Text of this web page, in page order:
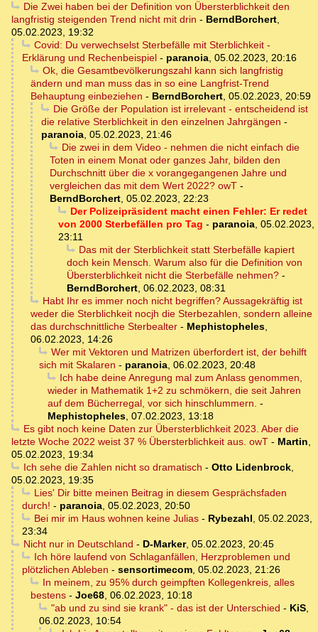
Die Zwei haben bei der Definition von Übersterblichkeit den
langfristig steigenden Trend nicht mit drin - BerndBorchert,
05.02.2023, 19:32
Covid: Du verwechselst Sterbefälle mit Sterblichkeit -
Erklärung und Rechenbeispiel - paranoia, 05.02.2023, 20:16
Ok, die Gesamtbevölkerungszahl kann sich langfristig
ändern und man muss das in so eine Langfrist-Trend
Behauptung einbeziehen - BerndBorchert, 05.02.2023, 20:59
Die Größe der Population ist irrelevant - entscheidend ist
die relative Sterblichkeit in den einzelnen Jahrgängen -
paranoia, 05.02.2023, 21:46
Die zwei in dem Video - nehmen die nicht einfach die
Toten in einem Monat oder ganzes Jahr, bilden den
Durchschnitt über die x vorangegangenen Jahre und
vergleichen das mit dem Wert 2022? owT -
BerndBorchert, 05.02.2023, 22:23
Der Polizeipräsident macht einen Fehler: Er redet
von 2000 Sterbefällen pro Tag - paranoia, 05.02.2023,
23:11
Das mit der Sterblichkeit statt Sterbefälle kapiert
doch kein Mensch. Warum also für die Definition von
Übersterblichkeit nicht die Sterbefälle nehmen? -
BerndBorchert, 06.02.2023, 08:31
Habt Ihr es immer noch nicht begriffen? Aussagekräftig ist
weder die Sterblichkeit nocjh die Sterbezahlen, sondern alleine
das durchschnittliche Sterbealter - Mephistopheles,
06.02.2023, 14:26
Wer mit Vektoren und Matrizen überfordert ist, der behilft
sich mit Skalaren - paranoia, 06.02.2023, 20:48
Ich habe deine Anregung mal zum Anlass genommen,
wieder in Mathematik 1+2 zu schmökern, die seit Jahren
auf dem Bücherregal, vor sich hinschlummern. -
Mephistopheles, 07.02.2023, 13:18
Es gibt noch keine Daten zur Übersterblichkeit 2023. Aber die
letzte Woche 2022 weist 37 % Übersterblichkeit aus. owT - Martin,
05.02.2023, 19:34
Ich sehe die Zahlen nicht so dramatisch - Otto Lidenbrock,
05.02.2023, 19:35
Lies' Dir bitte meinen Beitrag in diesem Gesprächsfaden
durch! - paranoia, 05.02.2023, 20:50
Bei mir im Haus wohnen keine Julias- Rybezahl, 05.02.2023,
23:34
Nicht nur in Deutschland - D-Marker, 05.02.2023, 20:45
Ich höre laufend von Schlaganfällen, Herzproblemen und
plötzlichen Ableben - sensortimecom, 05.02.2023, 21:26
In meinem, zu 95% durch geimpften Kollegenkreis, alles
bestens - Joe68, 06.02.2023, 10:18
"ab und zu sind sie krank" - das ist der Unterschied - KiS,
06.02.2023, 10:54